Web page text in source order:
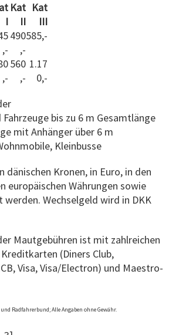
I
Kat
II
Kat
III
,-
490
,-
585,-
,-
560
,-
1.17
0,-
bis zu 6 m Gesamtlänge
mit Anhänger über 6 m
Kleinbusse
dänischen Kronen, in Euro, in den
europäischen Währungen sowie
werden. Wechselgeld wird in DKK
Mautgebühren ist mit zahlreichen
(Diners Club,
Visa, Visa/Electron) und Maestro-
Radfahrerbund; Alle Angaben ohne Gewähr.